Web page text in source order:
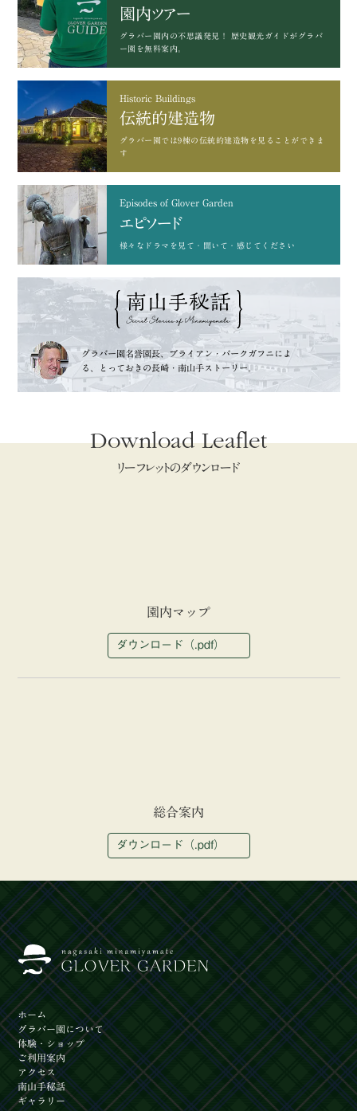
園内ツアー
グラバー園内の不思議発見！
歴史観光ガイドがグラバ
ー園を無料案内。
Historic Buildings
伝統的建造物
グラバー園では9棟の 伝統的建造物を見ることができま
す
Episodes of Glover Garden
エピソード
様々なドラマを 見て・聞いて・感じてください
グラバー園名誉園長、ブライアン・バークガフニによ
る、
とっておきの長崎・南山手ストーリー。
Download Leaflet
リーフレットのダウンロード
園内マップ
ダウンロード（.pdf）
総合案内
ダウンロード（.pdf）
ホーム
グラバー園 について
体験・ショップ
ご利用案内
アクセス
南山手秘話
ギャラリー